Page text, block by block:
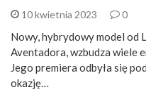
10 kwietnia 2023 0
Nowy, hybrydowy model od
Aventadora, wzbudza wiele
Jego premiera odbyła się
okazję…